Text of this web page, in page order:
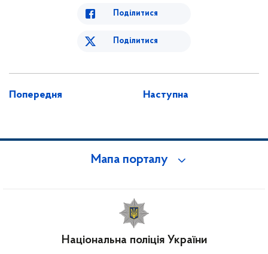
Поділитися
Поділитися
Попередня Наступна
Мапа порталу
Національна поліція України